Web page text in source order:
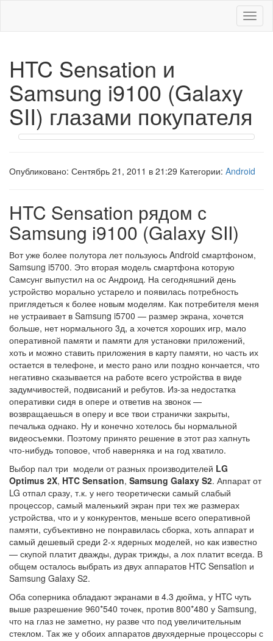
Меню
HTC Sensation и
Samsung i9100 (Galaxy
SII) глазами покупателя
Опубликовано: Сентябрь 21, 2011 в 21:29 Категории: Android
HTC Sensation рядом с
Samsung i9100 (Galaxy SII)
Вот уже более полутора лет пользуюсь Android смартфоном,
Samsung i5700. Это вторая модель смартфона которую
Самсунг выпустил на ос Андроид. На сегодняшний день
устройство морально устарело и появилась потребность
приглядеться к более новым моделям. Как потребителя меня
не устраивает в Samsung i5700 — размер экрана, хочется
больше, нет нормального 3д, а хочется хороших игр, мало
оперативной памяти и памяти для установки приложений,
хоть и можно ставить приложения в карту памяти, но часть их
остается в телефоне, и место рано или поздно кончается, что
негативно сказывается на работе всего устройства в виде
задумчивостей, подвисаний и ребутов. Из-за недостатка
оперативки сидя в опере и ответив на звонок —
возвращаешься в оперу и все твои странички закрыты,
печалька однако. Ну и конечно хотелось бы нормальной
видеосъемки. Поэтому принято решение в этот раз хапнуть
что-нибудь топовое, чтоб наверняка и на год хватило.
Выбор пал три модели от разных производителей LG
Optimus 2X, HTC Sensation, Samsung Galaxy S2. Аппарат от
LG отпал сразу, т.к. у него теоретически самый слабый
процессор, самый маленький экран при тех же размерах
устройства, что и у конкурентов, меньше всего оперативной
памяти, субъективно не понравилась сборка, хоть аппарат и
самый дешевый среди 2-х ядерных моделей, но как известно
— скупой платит дважды, дурак трижды, а лох платит всегда. В
общем осталось выбрать из двух аппаратов HTC Sensation и
Samsung Galaxy S2.
Оба соперника обладают экранами в 4.3 дюйма, у HTC чуть
выше разрешение 960*540 точек, против 800*480 у Samsung,
что на глаз не заметно, ну разве что под увеличительным
стеклом. Так же у обоих аппаратов двухядерные процессоры с